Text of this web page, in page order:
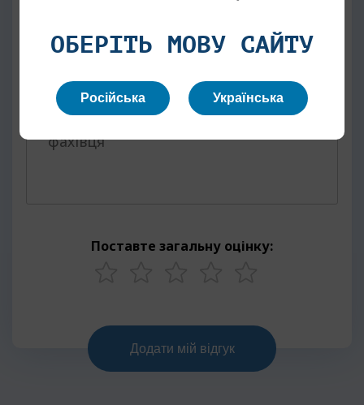
Текст відгуку
Поставте загальну оцінку:
ОБЕРІТЬ МОВУ САЙТУ
Російська Українська